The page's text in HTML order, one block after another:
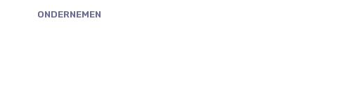
ONDERNEMEN